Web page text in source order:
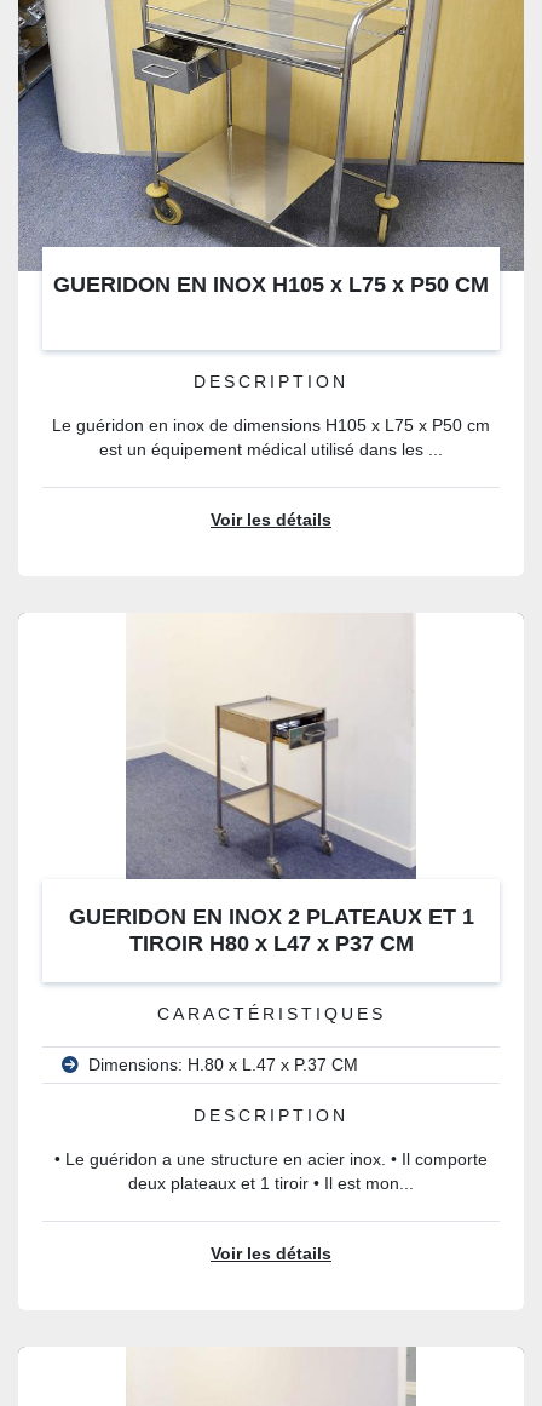
GUERIDON EN INOX H105 x L75 x P50 CM
DESCRIPTION
Le guéridon en inox de dimensions H105 x L75 x P50 cm
est un équipement médical utilisé dans les ...
Voir les détails
GUERIDON EN INOX 2 PLATEAUX ET 1
TIROIR H80 x L47 x P37 CM
CARACTÉRISTIQUES
Dimensions: H.80 x L.47 x P.37 CM
DESCRIPTION
• Le guéridon a une structure en acier inox. • Il comporte
deux plateaux et 1 tiroir • Il est mon...
Voir les détails